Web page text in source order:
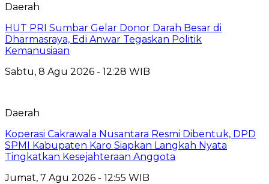
Daerah
HUT PRI Sumbar Gelar Donor Darah Besar di
Dharmasraya, Edi Anwar Tegaskan Politik
Kemanusiaan
Sabtu, 8 Agu 2026 - 12:28 WIB
Daerah
Koperasi Cakrawala Nusantara Resmi Dibentuk, DPD
SPMI Kabupaten Karo Siapkan Langkah Nyata
Tingkatkan Kesejahteraan Anggota
Jumat, 7 Agu 2026 - 12:55 WIB